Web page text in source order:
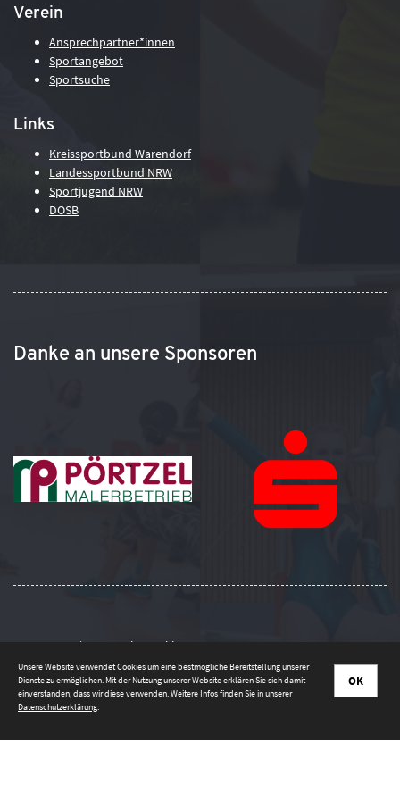
Verein
Ansprechpartner*innen
Sportangebot
Sportsuche
Links
Kreissportbund Warendorf
Landessportbund NRW
Sportjugend NRW
DOSB
Danke an unsere Sponsoren
Impressum|Datenschutzerklärung
OK
Unsere Website verwendet Cookies um eine bestmögliche Bereitstellung unserer
Dienste zu ermöglichen. Mit der Nutzung unserer Website erklären Sie sich damit
einverstanden, dass wir diese verwenden. Weitere Infos finden Sie in unserer
Datenschutzerklärung.